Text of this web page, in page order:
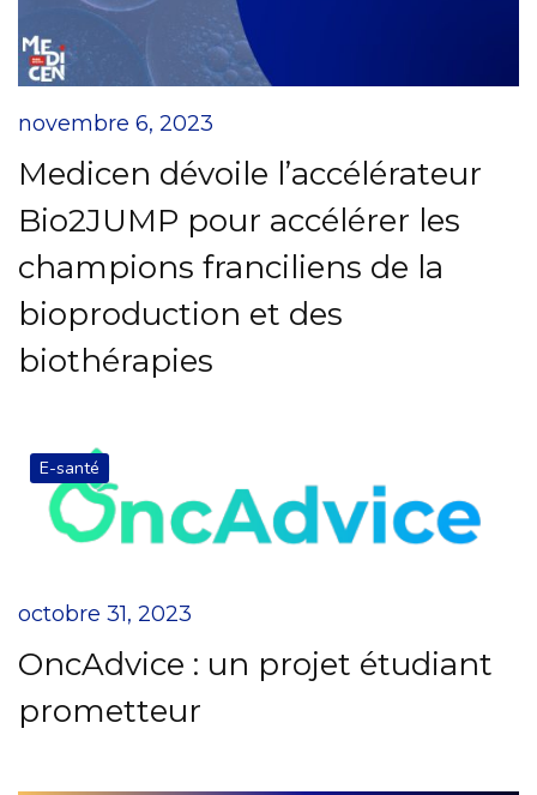
novembre 6, 2023
Medicen dévoile l’accélérateur
Bio2JUMP pour accélérer les
champions franciliens de la
bioproduction et des
biothérapies
E-santé
octobre 31, 2023
OncAdvice : un projet étudiant
prometteur